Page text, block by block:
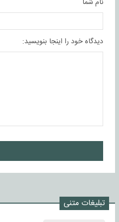
نام شما
دیدگاه خود را اینجا بنویسید:
تبلیغات متنی